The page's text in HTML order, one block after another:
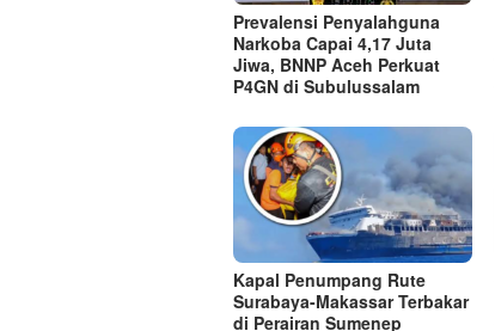
Prevalensi Penyalahguna
Narkoba Capai 4,17 Juta
Jiwa, BNNP Aceh Perkuat
P4GN di Subulussalam
Kapal Penumpang Rute
Surabaya-Makassar Terbakar
di Perairan Sumenep